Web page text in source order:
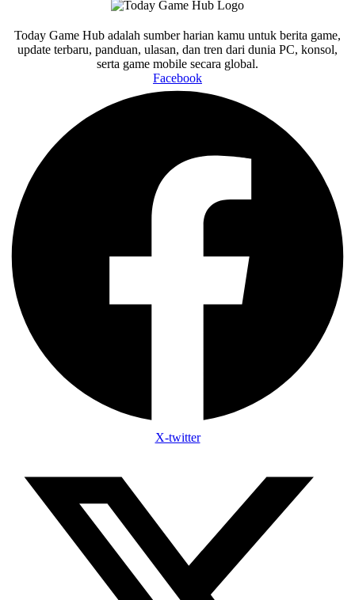
Today Game Hub adalah sumber harian kamu untuk berita game,
update terbaru, panduan, ulasan, dan tren dari dunia PC, konsol,
serta game mobile secara global.
Facebook
X-twitter